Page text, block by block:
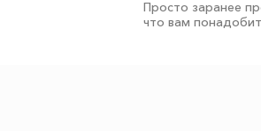
Просто заранее
что вам